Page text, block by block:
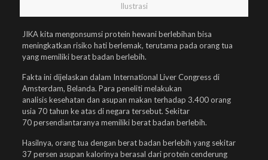
Ilustrasi
JIKA kita mengonsumsi protein hewani berlebihan bisa
meningkatkan risiko hati berlemak, terutama pada orang tua
yang memiliki berat badan berlebih.
Fakta ini dijelaskan dalam International Liver Congress di
Amsterdam, Belanda. Para peneliti melakukan
analisis kesehatan dan asupan makan terhadap 3.400 orang
usia 70 tahun ke atas di negara tersebut. Sekitar
70 persendiantaranya memiliki berat badan berlebih.
Hasilnya, orang tua dengan berat badan berlebih yang sekitar
37 persen asupan kalorinya berasal dari protein cenderung